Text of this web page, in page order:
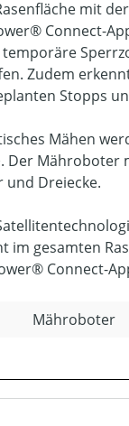
mit
Connect-
Zudem
Stopps
Mähen
Der
Dreiecke.
im gesamten
Connect-
Mähroboter